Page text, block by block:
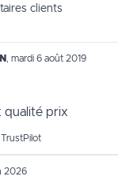
clients
mardi 6 août 2019
qualité prix
2026